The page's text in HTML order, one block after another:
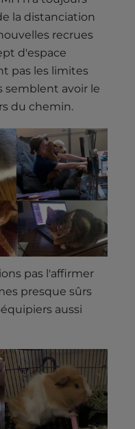
la distanciation
recrues
d'espace
pas les limites
semblent avoir le
du chemin.
pas l'affirmer
presque sûrs
aussi